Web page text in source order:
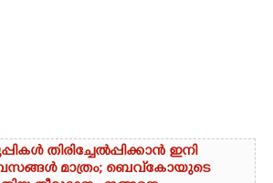
തിരിച്ചേൽപ്പിക്കാൻ ഇനി
മാത്രം; ബെവ്‌കോയുടെ